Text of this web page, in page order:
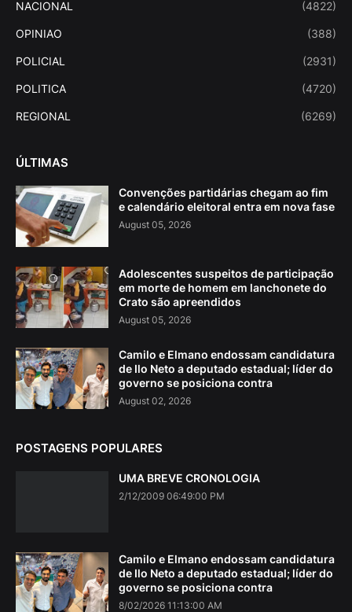
NACIONAL (4822)
OPINIAO (388)
POLICIAL (2931)
POLITICA (4720)
REGIONAL (6269)
ÚLTIMAS
Convenções partidárias chegam ao fim
e calendário eleitoral entra em nova fase
August 05, 2026
Adolescentes suspeitos de participação
em morte de homem em lanchonete do
Crato são apreendidos
August 05, 2026
Camilo e Elmano endossam candidatura
de Ilo Neto a deputado estadual; líder do
governo se posiciona contra
August 02, 2026
POSTAGENS POPULARES
UMA BREVE CRONOLOGIA
2/12/2009 06:49:00 PM
Camilo e Elmano endossam candidatura
de Ilo Neto a deputado estadual; líder do
governo se posiciona contra
8/02/2026 11:13:00 AM